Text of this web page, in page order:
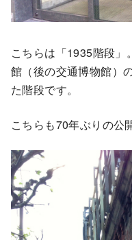
こちらは「1935階段
館（後の交通博物館）
た階段です。
こちらも70年ぶりの公